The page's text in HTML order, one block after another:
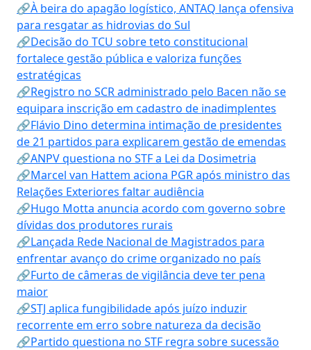
🔗À beira do apagão logístico, ANTAQ lança ofensiva
para resgatar as hidrovias do Sul
🔗Decisão do TCU sobre teto constitucional
fortalece gestão pública e valoriza funções
estratégicas
🔗Registro no SCR administrado pelo Bacen não se
equipara inscrição em cadastro de inadimplentes
🔗Flávio Dino determina intimação de presidentes
de 21 partidos para explicarem gestão de emendas
🔗ANPV questiona no STF a Lei da Dosimetria
🔗Marcel van Hattem aciona PGR após ministro das
Relações Exteriores faltar audiência
🔗Hugo Motta anuncia acordo com governo sobre
dívidas dos produtores rurais
🔗Lançada Rede Nacional de Magistrados para
enfrentar avanço do crime organizado no país
🔗Furto de câmeras de vigilância deve ter pena
maior
🔗STJ aplica fungibilidade após juízo induzir
recorrente em erro sobre natureza da decisão
🔗Partido questiona no STF regra sobre sucessão